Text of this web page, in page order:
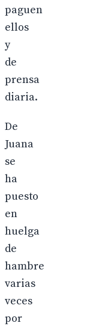
paguen
ellos
y
de
prensa
diaria.
De
Juana
se
ha
puesto
en
huelga
de
hambre
varias
veces
por